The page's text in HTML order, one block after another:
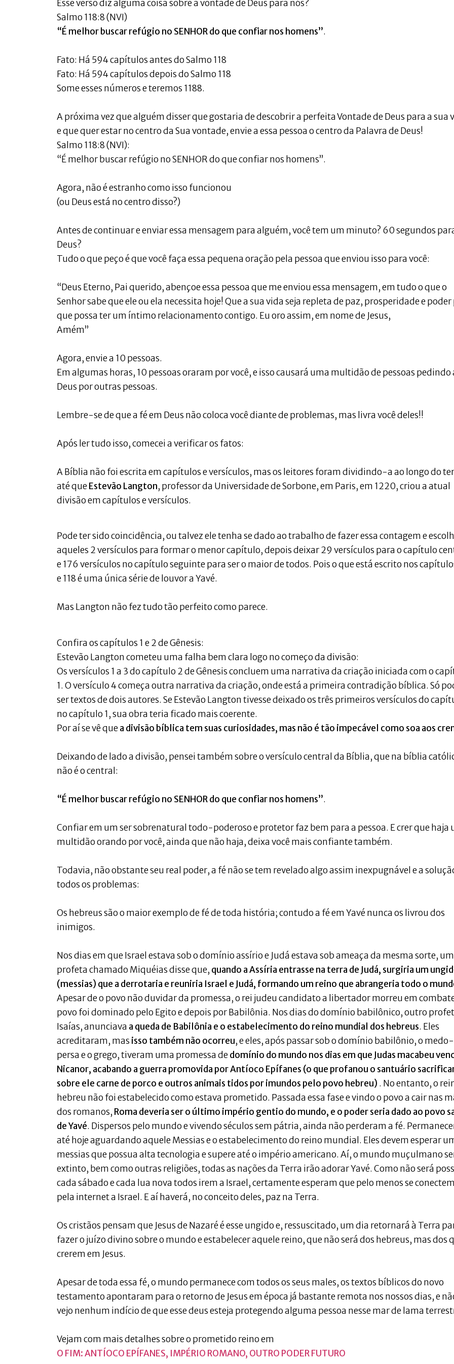
Esse verso diz alguma coisa sobre a vontade de Deus para nós?
Salmo 118:8 (NVI)
“É melhor buscar refúgio no SENHOR do que confiar nos homens”.
Fato: Há 594 capítulos antes do Salmo 118
Fato: Há 594 capítulos depois do Salmo 118
Some esses números e teremos 1188.
A próxima vez que alguém disser que gostaria de descobrir a perfeita Vontade de Deus para a sua
e que quer estar no centro da Sua vontade, envie a essa pessoa o centro da Palavra de Deus!
Salmo 118:8 (NVI):
“É melhor buscar refúgio no SENHOR do que confiar nos homens”.
Agora, não é estranho como isso funcionou
(ou Deus está no centro disso?)
Antes de continuar e enviar essa mensagem para alguém, você tem um minuto? 60 segundos
Deus?
Tudo o que peço é que você faça essa pequena oração pela pessoa que enviou isso para você:
“Deus Eterno, Pai querido, abençoe essa pessoa que me enviou essa mensagem, em tudo o que o
Senhor sabe que ele ou ela necessita hoje! Que a sua vida seja repleta de paz, prosperidade e poder
que possa ter um íntimo relacionamento contigo. Eu oro assim, em nome de Jesus,
Amém”
Agora, envie a 10 pessoas.
Em algumas horas, 10 pessoas oraram por você, e isso causará uma multidão de pessoas pedindo
Deus por outras pessoas.
Lembre-se de que a fé em Deus não coloca você diante de problemas, mas livra você deles!!
Após ler tudo isso, comecei a verificar os fatos:
A Bíblia não foi escrita em capítulos e versículos, mas os leitores foram dividindo-a ao longo do
até queEstevão Langton, professor da Universidade de Sorbone, em Paris, em 1220, criou a atual
divisão em capítulos e versículos.
Pode ter sido coincidência, ou talvez ele tenha se dado ao trabalho de fazer essa contagem e
aqueles 2 versículos para formar o menor capítulo, depois deixar 29 versículos para o capítulo
e 176 versículos no capítulo seguinte para ser o maior de todos. Pois o que está escrito nos
e 118 é uma única série de louvor a Yavé.
Mas Langton não fez tudo tão perfeito como parece.
Confira os capítulos 1 e 2 de Gênesis:
Estevão Langton cometeu uma falha bem clara logo no começo da divisão:
Os versículos 1 a 3 do capítulo 2 de Gênesis concluem uma narrativa da criação iniciada com o
1. O versículo 4 começa outra narrativa da criação, onde está a primeira contradição bíblica. Só
ser textos de dois autores. Se Estevão Langton tivesse deixado os três primeiros versículos do
no capítulo 1, sua obra teria ficado mais coerente.
Por aí se vê quea divisão bíblica tem suas curiosidades, mas não é tão impecável como soa aos
Deixando de lado a divisão, pensei também sobre o versículo central da Bíblia, que na bíblia
não é o central:
“É melhor buscar refúgio no SENHOR do que confiar nos homens”.
Confiar em um ser sobrenatural todo-poderoso e protetor faz bem para a pessoa. E crer que haja
multidão orando por você, ainda que não haja, deixa você mais confiante também.
Todavia, não obstante seu real poder, a fé não se tem revelado algo assim inexpugnável e a
todos os problemas:
Os hebreus são o maior exemplo de fé de toda história; contudo a fé em Yavé nunca os livrou dos
inimigos.
Nos dias em que Israel estava sob o domínio assírio e Judá estava sob ameaça da mesma sorte, um
profeta chamado Miquéias disse que, quando a Assíria entrasse na terra de Judá, surgiria um
(messias) que a derrotaria e reuniria Israel e Judá, formando um reino que abrangeria todo o
Apesar de o povo não duvidar da promessa, o rei judeu candidato a libertador morreu em
povo foi dominado pelo Egito e depois por Babilônia. Nos dias do domínio babilônico, outro
Isaías, anunciava a queda de Babilônia e o estabelecimento do reino mundial dos hebreus. Eles
acreditaram, mas isso também não ocorreu, e eles, após passar sob o domínio babilônio, o medo-
persa e o grego, tiveram uma promessa dedomínio do mundo nos dias em que Judas macabeu
Nicanor, acabando a guerra promovida por Antíoco Epífanes (o que profanou o santuário
sobre ele carne de porco e outros animais tidos por imundos pelo povo hebreu) . No entanto, o
hebreu não foi estabelecido como estava prometido. Passada essa fase e vindo o povo a cair nas
dos romanos, Roma deveria ser o último império gentio do mundo, e o poder seria dado ao povo
de Yavé. Dispersos pelo mundo e vivendo séculos sem pátria, ainda não perderam a fé.
até hoje aguardando aquele Messias e o estabelecimento do reino mundial. Eles devem esperar
messias que possua alta tecnologia e supere até o império americano. Aí, o mundo muçulmano
extinto, bem como outras religiões, todas as nações da Terra irão adorar Yavé. Como não será
cada sábado e cada lua nova todos irem a Israel, certamente esperam que pelo menos se conectem
pela internet a Israel. E aí haverá, no conceito deles, paz na Terra.
Os cristãos pensam que Jesus de Nazaré é esse ungido e, ressuscitado, um dia retornará à Terra
fazer o juízo divino sobre o mundo e estabelecer aquele reino, que não será dos hebreus, mas dos
crerem em Jesus.
Apesar de toda essa fé, o mundo permanece com todos os seus males, os textos bíblicos do novo
testamento apontaram para o retorno de Jesus em época já bastante remota nos nossos dias, e
vejo nenhum indício de que esse deus esteja protegendo alguma pessoa nesse mar de lama
Vejam com mais detalhes sobre o prometido reino em
O FIM: ANTÍOCO EPÍFANES, IMPÉRIO ROMANO, OUTRO PODER FUTURO